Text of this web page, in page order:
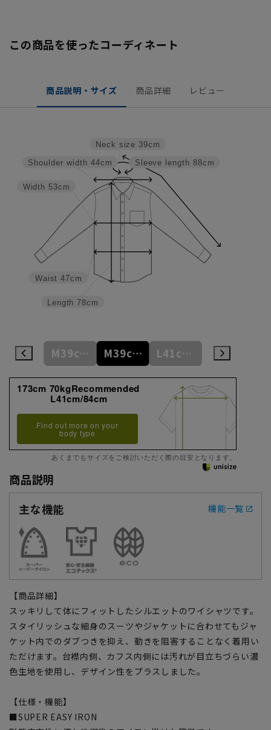
この商品を使ったコーディネート
商品説明・サイズ 商品詳細 レビュー
Sleeve length 88cm
Neck size 39cm
Length 78cm
Waist 47cm
Width 53cm
Shoulder width 44cm
M39cm/86cm M39cm/88cm L41cm/82cm
173cm 70kgRecommended
L41cm/84cm
Find out more on your
body type
あくまでもサイズをご検討いただく際の目安となります。
商品説明
主な機能
機能一覧
【商品詳細】
スッキリして体にフィットしたシルエットのワイシャツです。
スタイリッシュな細身のスーツやジャケットに合わせてもジャ
ケット内でのダブつきを抑え、動きを阻害することなく着用い
ただけます。台襟内側、カフス内側には汚れが目立ちづらい濃
色生地を使用し、デザイン性をプラスしました。
【仕様・機能】
■SUPER EASY IRON